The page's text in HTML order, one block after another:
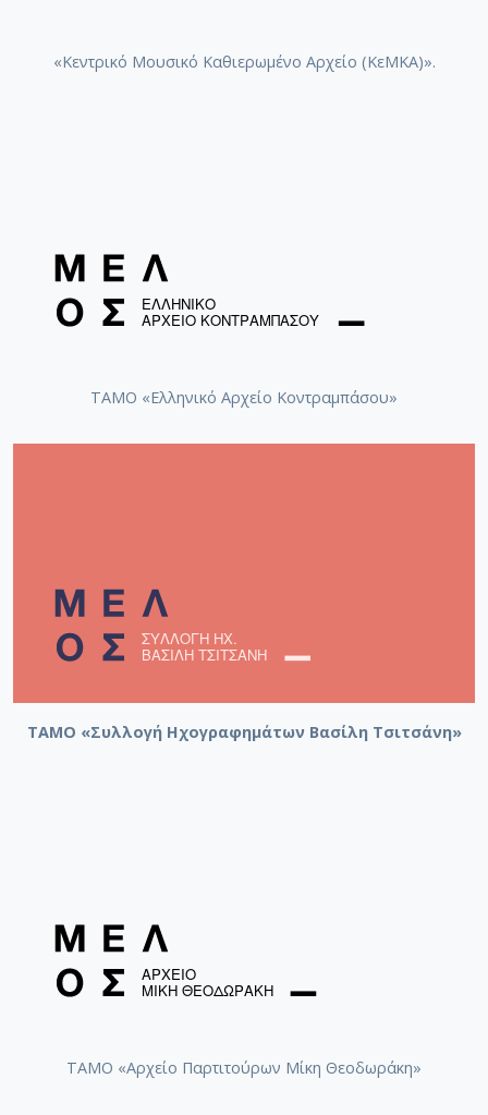
«Κεντρικό Μουσικό Καθιερωμένο Αρχείο (ΚεΜΚΑ)».
ΤΑΜΟ «Ελληνικό Αρχείο Κοντραμπάσου»
ΤΑΜΟ «Συλλογή Ηχογραφημάτων Βασίλη Τσιτσάνη»
ΤΑΜΟ «Αρχείο Παρτιτούρων Μίκη Θεοδωράκη»